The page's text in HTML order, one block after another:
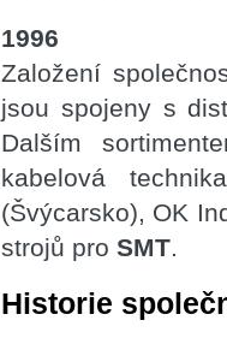
1996
Založení
jsou spojeny s
Dalším
kabelová
(Švýcarsko), OK
strojů pro SMT.
Historie